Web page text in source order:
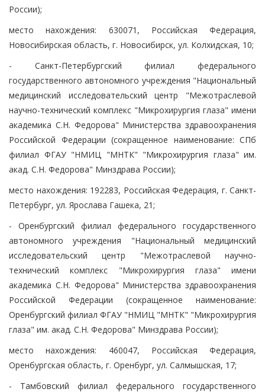
России);
место нахождения: 630071, Российская Федерация,
Новосибирская область, г. Новосибирск, ул. Колхидская, 10;
- Санкт-Петербургский филиал федерального
государственного автономного учреждения "Национальный
медицинский исследовательский центр "Межотраслевой
научно-технический комплекс "Микрохирургия глаза" имени
академика С.Н. Федорова" Министерства здравоохранения
Российской Федерации (сокращенное наименование: СПб
филиал ФГАУ "НМИЦ "МНТК" "Микрохирургия глаза" им.
акад. С.Н. Федорова" Минздрава России);
место нахождения: 192283, Российская Федерация, г. Санкт-
Петербург, ул. Ярослава Гашека, 21;
- Оренбургский филиал федерального государственного
автономного учреждения "Национальный медицинский
исследовательский центр "Межотраслевой научно-
технический комплекс "Микрохирургия глаза" имени
академика С.Н. Федорова" Министерства здравоохранения
Российской Федерации (сокращенное наименование:
Оренбургский филиал ФГАУ "НМИЦ "МНТК" "Микрохирургия
глаза" им. акад. С.Н. Федорова" Минздрава России);
место нахождения: 460047, Российская Федерация,
Оренбургская область, г. Оренбург, ул. Салмышская, 17;
- Тамбовский филиал федерального государственного